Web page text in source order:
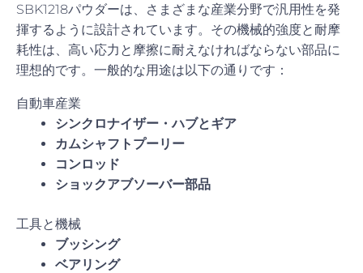
SBK1218パウダーは、さまざまな産業分野で汎用性を発
揮するように設計されています。その機械的強度と耐摩
耗性は、高い応力と摩擦に耐えなければならない部品に
理想的です。一般的な用途は以下の通りです：
自動車産業
シンクロナイザー・ハブとギア
カムシャフトプーリー
コンロッド
ショックアブソーバー部品
工具と機械
ブッシング
ベアリング